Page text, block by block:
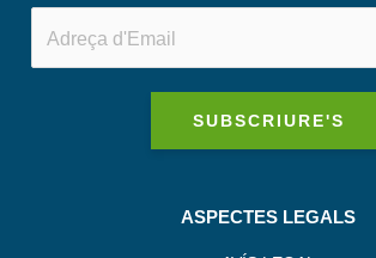
SUBSCRIURE'S
ASPECTES LEGALS